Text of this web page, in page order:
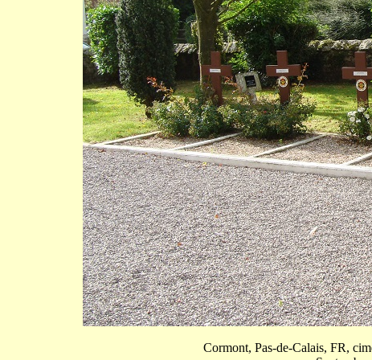
Cormont, Pas-de-Calais, FR,